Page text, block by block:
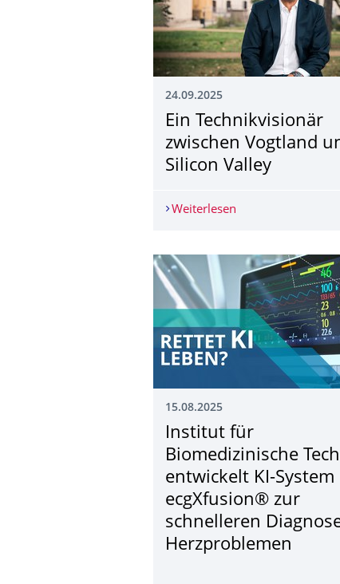
24.09.2025
Ein Technikvisionär
zwischen Vogtland
Silicon Valley
Weiterlesen Ein
15.08.2025
Institut für
Biomedizinische
entwickelt KI-System
ecgXfusion® zur
schnelleren
Herzproblemen